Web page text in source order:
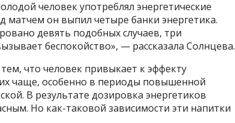
человек употреблял энергетические
матчем он выпил четыре банки энергетика.
девять подобных случаев, три
беспокойство», — рассказала Солнцева.
что человек привыкает к эффекту
чаще, особенно в периоды повышенной
В результате дозировка энергетиков
Но как-таковой зависимости эти напитки